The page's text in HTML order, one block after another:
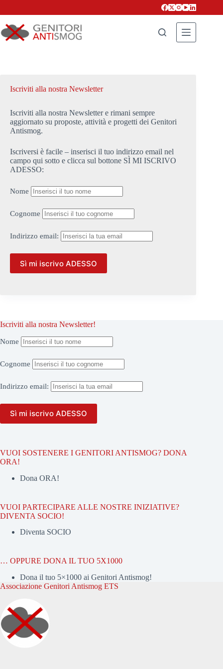
Iscriviti alla nostra Newsletter
Iscriviti alla nostra Newsletter e rimani sempre
aggiornato su proposte, attività e progetti dei Genitori
Antismog.
Iscriversi è facile – inserisci il tuo indirizzo email nel
campo qui sotto e clicca sul bottone SÌ MI ISCRIVO
ADESSO:
Nome
Cognome
Indirizzo email:
Iscriviti alla nostra Newsletter!
Nome
Cognome
Indirizzo email:
VUOI SOSTENERE I GENITORI ANTISMOG? DONA
ORA!
Dona ORA!
VUOI PARTECIPARE ALLE NOSTRE INIZIATIVE?
DIVENTA SOCIO!
Diventa SOCIO
… OPPURE DONA IL TUO 5X1000
Dona il tuo 5×1000 ai Genitori Antismog!
Associazione Genitori Antismog ETS